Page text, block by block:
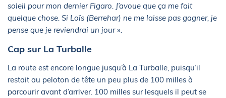
soleil pour mon dernier Figaro. J’avoue que ça me fait
quelque chose. Si Loïs (Berrehar) ne me laisse pas gagner, je
pense que je reviendrai un jour ».
Cap sur La Turballe
La route est encore longue jusqu’à La Turballe, puisqu’il
restait au peloton de tête un peu plus de 100 milles à
parcourir avant d’arriver. 100 milles sur lesquels il peut se